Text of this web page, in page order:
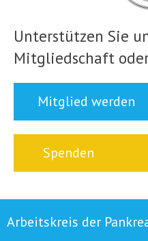
Unterstützen Sie
Mitgliedschaft
Mitglied werden
Spenden
Arbeitskreis der